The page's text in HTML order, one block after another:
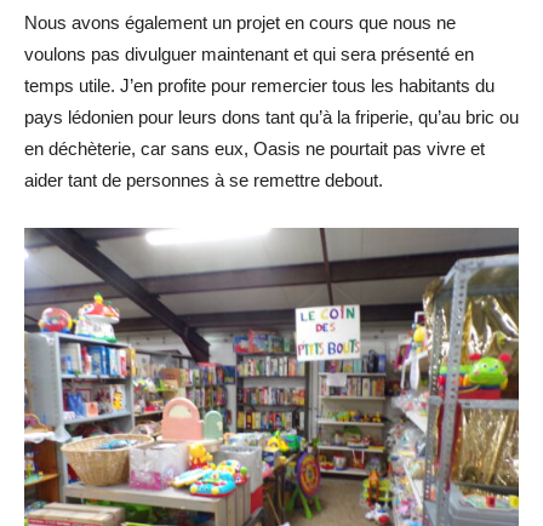
Nous avons également un projet en cours que nous ne
voulons pas divulguer maintenant et qui sera présenté en
temps utile. J’en profite pour remercier tous les habitants du
pays lédonien pour leurs dons tant qu’à la friperie, qu’au bric ou
en déchèterie, car sans eux, Oasis ne pourtait pas vivre et
aider tant de personnes à se remettre debout.